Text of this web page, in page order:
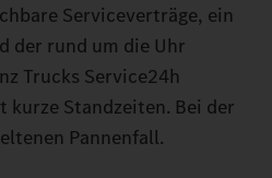
Serviceverträge, ein
der rund um die Uhr
Trucks Service24h
Standzeiten. Bei der
Pannenfall.